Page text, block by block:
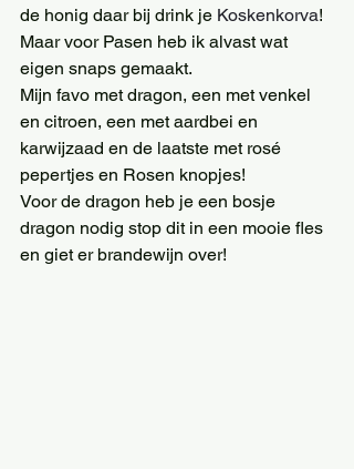
de honig daar bij drink je Koskenkorva!
Maar voor Pasen heb ik alvast wat
eigen snaps gemaakt.
Mijn favo met dragon, een met venkel
en citroen, een met aardbei en
karwijzaad en de laatste met rosé
pepertjes en Rosen knopjes!
Voor de dragon heb je een bosje
dragon nodig stop dit in een mooie fles
en giet er brandewijn over!